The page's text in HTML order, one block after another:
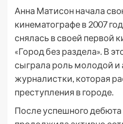
Анна Матисон начала
кинематографе в 2007
снялась в своей первой
«Город без раздела». В
сыграла роль молодой
журналистки, которая
преступления в городе.
После успешного